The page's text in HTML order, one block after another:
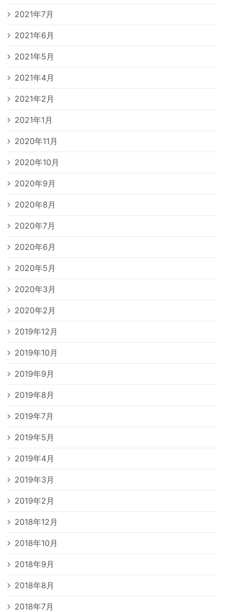
2021年7月
2021年6月
2021年5月
2021年4月
2021年2月
2021年1月
2020年11月
2020年10月
2020年9月
2020年8月
2020年7月
2020年6月
2020年5月
2020年3月
2020年2月
2019年12月
2019年10月
2019年9月
2019年8月
2019年7月
2019年5月
2019年4月
2019年3月
2019年2月
2018年12月
2018年10月
2018年9月
2018年8月
2018年7月